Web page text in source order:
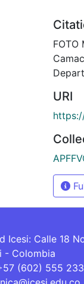
URI
Icesi: Calle 18
- Colombia
(602) 555